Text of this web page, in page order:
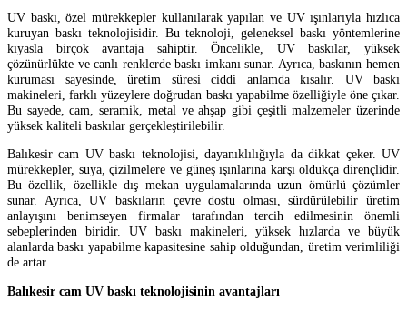
UV baskı, özel mürekkepler kullanılarak yapılan ve UV ışınlarıyla hızlıca
kuruyan baskı teknolojisidir. Bu teknoloji, geleneksel baskı yöntemlerine
kıyasla birçok avantaja sahiptir. Öncelikle, UV baskılar, yüksek
çözünürlükte ve canlı renklerde baskı imkanı sunar. Ayrıca, baskının hemen
kuruması sayesinde, üretim süresi ciddi anlamda kısalır. UV baskı
makineleri, farklı yüzeylere doğrudan baskı yapabilme özelliğiyle öne çıkar.
Bu sayede, cam, seramik, metal ve ahşap gibi çeşitli malzemeler üzerinde
yüksek kaliteli baskılar gerçekleştirilebilir.
Balıkesir cam UV baskı teknolojisi, dayanıklılığıyla da dikkat çeker. UV
mürekkepler, suya, çizilmelere ve güneş ışınlarına karşı oldukça dirençlidir.
Bu özellik, özellikle dış mekan uygulamalarında uzun ömürlü çözümler
sunar. Ayrıca, UV baskıların çevre dostu olması, sürdürülebilir üretim
anlayışını benimseyen firmalar tarafından tercih edilmesinin önemli
sebeplerinden biridir. UV baskı makineleri, yüksek hızlarda ve büyük
alanlarda baskı yapabilme kapasitesine sahip olduğundan, üretim verimliliği
de artar.
Balıkesir cam UV baskı teknolojisinin avantajları